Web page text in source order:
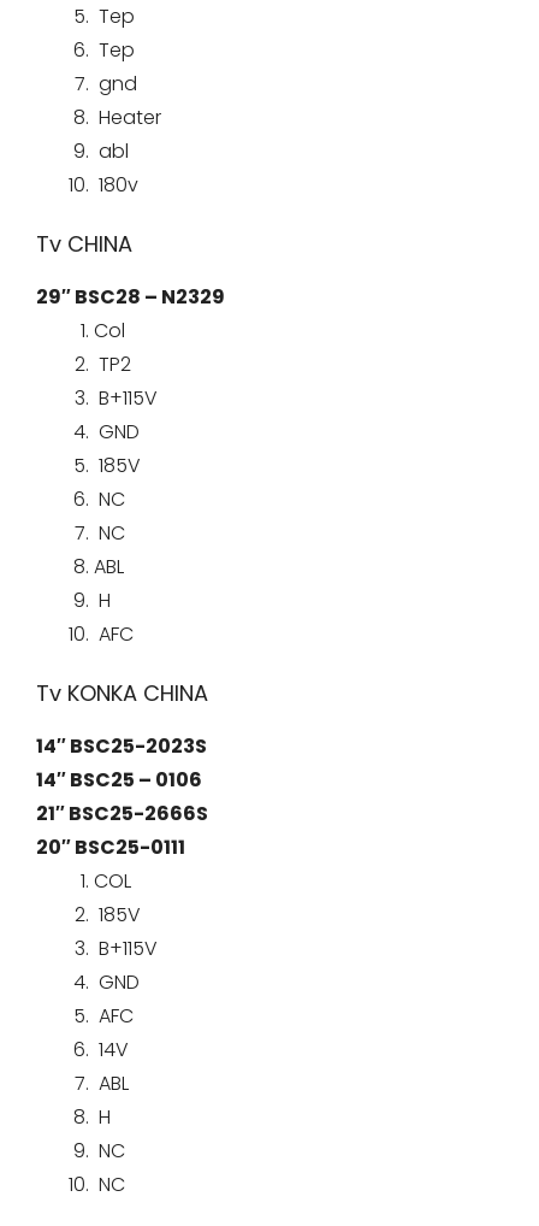
Tep
Tep
gnd
Heater
abl
180v
Tv CHINA
29″ BSC28 – N2329
Col
TP2
B+115V
GND
185V
NC
NC
ABL
H
AFC
Tv KONKA CHINA
14″ BSC25-2023S
14″ BSC25 – 0106
21″ BSC25-2666S
20″ BSC25-0111
COL
185V
B+115V
GND
AFC
14V
ABL
H
NC
NC